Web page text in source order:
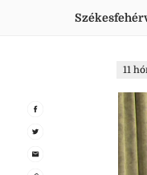
11